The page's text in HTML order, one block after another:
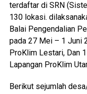
terdaftar di SRN
130 lokasi.
Balai Pengendalian
pada 27 Mei – 1 Juni
ProKlim Lestari, Dan
Lapangan ProKlim
Berikut sejumlah